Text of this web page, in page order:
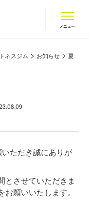
ヴェルス
メニュー
ネスジム > お知らせ > 夏
ただき誠にありが
とさせていただきま
願いいたします。